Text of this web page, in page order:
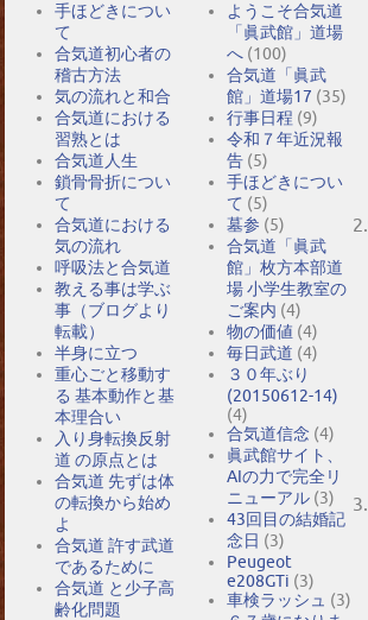
手ほどきについ
て
合気道初心者の
稽古方法
気の流れと和合
合気道における
習熟とは
合気道人生
鎖骨骨折につい
て
合気道における
気の流れ
呼吸法と合気道
教える事は学ぶ
事（ブログより
転載）
半身に立つ
重心ごと移動す
る 基本動作と基
本理合い
入り身転換反射
道 の原点とは
合気道 先ずは体
の転換から始め
よ
合気道 許す武道
であるために
合気道 と少子高
齢化問題
ようこそ合気道
「眞武館」道場
へ (100)
合気道「眞武
館」道場17 (35)
行事日程 (9)
令和７年近況報
告 (5)
手ほどきについ
て (5)
墓参 (5)
合気道「眞武
館」枚方本部道
場 小学生教室の
ご案内 (4)
物の価値 (4)
毎日武道 (4)
３０年ぶり
(20150612-14)
(4)
合気道信念 (4)
眞武館サイト、
AIの力で完全リ
ニューアル (3)
43回目の結婚記
念日 (3)
Peugeot
e208GTi (3)
車検ラッシュ (3)